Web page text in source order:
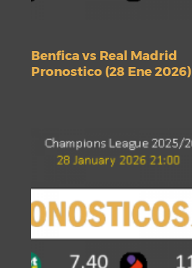
Benfica vs Real Madrid
Pronostico (28 Ene 2026)